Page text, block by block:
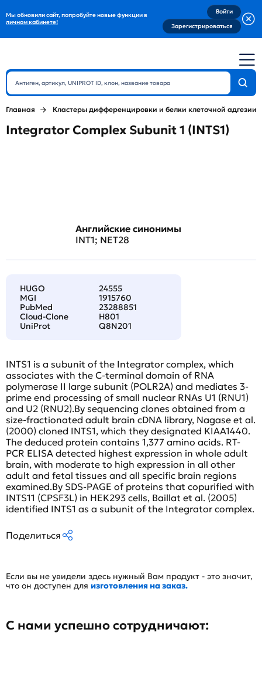
Мы обновили сайт, попробуйте новые функции в
личном кабинете!
Войти
Зарегистрироваться
Главная Кластеры дифференцировки и белки клеточной адгезии
Integrator Complex Subunit 1 (INTS1)
Английские синонимы
INT1; NET28
HUGO
24555
MGI
1915760
PubMed
23288851
Cloud-Clone
H801
UniProt
Q8N201
INTS1 is a subunit of the Integrator complex, which
associates with the C-terminal domain of RNA
polymerase II large subunit (POLR2A) and mediates 3-
prime end processing of small nuclear RNAs U1 (RNU1)
and U2 (RNU2).By sequencing clones obtained from a
size-fractionated adult brain cDNA library, Nagase et al.
(2000) cloned INTS1, which they designated KIAA1440.
The deduced protein contains 1,377 amino acids. RT-
PCR ELISA detected highest expression in whole adult
brain, with moderate to high expression in all other
adult and fetal tissues and all specific brain regions
examined.By SDS-PAGE of proteins that copurified with
INTS11 (CPSF3L) in HEK293 cells, Baillat et al. (2005)
identified INTS1 as a subunit of the Integrator complex.
Поделиться
Если вы не увидели здесь нужный Вам продукт - это значит,
что он доступен для изготовления на заказ.
С нами успешно сотрудничают: